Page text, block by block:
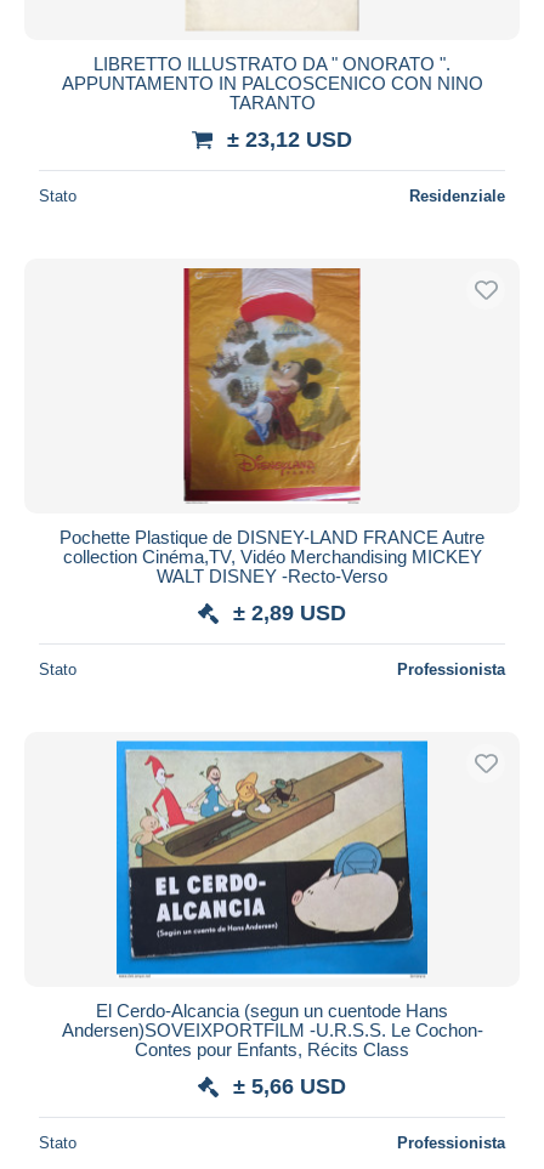
LIBRETTO ILLUSTRATO DA " ONORATO ".
APPUNTAMENTO IN PALCOSCENICO CON NINO
TARANTO
± 23,12 USD
Stato Residenziale
Pochette Plastique de DISNEY-LAND FRANCE Autre
collection Cinéma,TV, Vidéo Merchandising MICKEY
WALT DISNEY -Recto-Verso
± 2,89 USD
Stato Professionista
El Cerdo-Alcancia (segun un cuentode Hans
Andersen)SOVEIXPORTFILM -U.R.S.S. Le Cochon-
Contes pour Enfants, Récits Class
± 5,66 USD
Stato Professionista